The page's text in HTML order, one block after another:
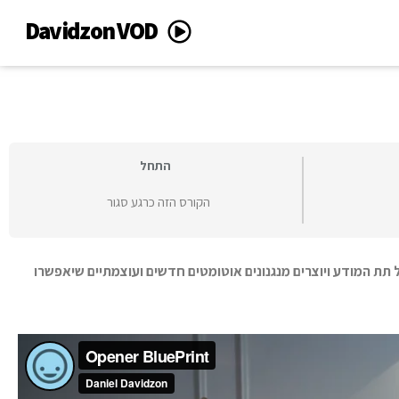
Davidzon VOD
התחל
הקורס הזה כרגע סגור
המודע ויוצרים מנגנונים אוטומטים חדשים ועוצמתיים שיאפשרו